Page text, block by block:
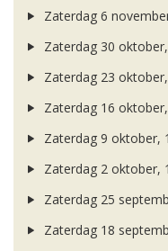
Zaterdag 6
Zaterdag 30
Zaterdag 23
Zaterdag 16
Zaterdag 9 oktober,
Zaterdag 2 oktober,
Zaterdag 25
Zaterdag 18